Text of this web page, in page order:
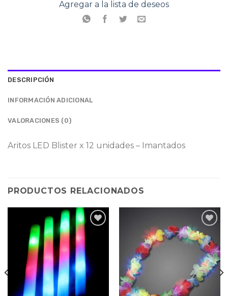
Agregar a la lista de deseos
DESCRIPCIÓN
INFORMACIÓN ADICIONAL
VALORACIONES (0)
Aritos LED Blister x 12 unidades – Imantados
PRODUCTOS RELACIONADOS
Agregar
lista de
deseos
Agregar
a la
lista de
deseos